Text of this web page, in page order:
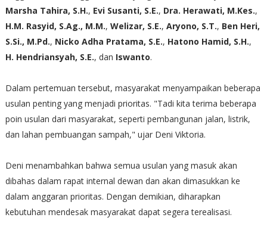
Marsha Tahira, S.H., Evi Susanti, S.E., Dra. Herawati, M.Kes.,
H.M. Rasyid, S.Ag., M.M., Welizar, S.E., Aryono, S.T., Ben Heri,
S.Si., M.Pd., Nicko Adha Pratama, S.E., Hatono Hamid, S.H.,
H. Hendriansyah, S.E., dan Iswanto.
​Dalam pertemuan tersebut, masyarakat menyampaikan beberapa
usulan penting yang menjadi prioritas. "Tadi kita terima beberapa
poin usulan dari masyarakat, seperti pembangunan jalan, listrik,
dan lahan pembuangan sampah," ujar Deni Viktoria.
​Deni menambahkan bahwa semua usulan yang masuk akan
dibahas dalam rapat internal dewan dan akan dimasukkan ke
dalam anggaran prioritas. Dengan demikian, diharapkan
kebutuhan mendesak masyarakat dapat segera terealisasi.